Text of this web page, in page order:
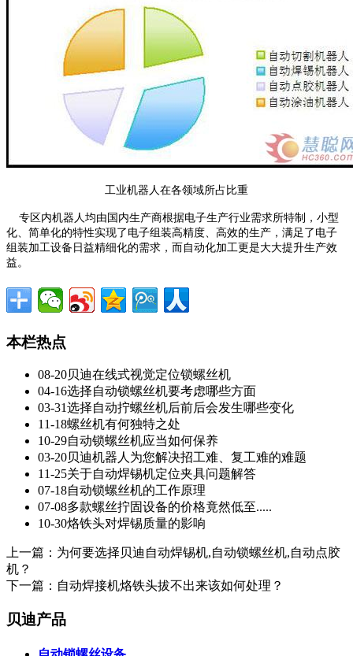
工业机器人在各领域所占比重
专区内机器人均由国内生产商根据电子生产行业需求所特制，小型
化、简单化的特性实现了电子组装高精度、高效的生产，满足了电子
组装加工设备日益精细化的需求，而自动化加工更是大大提升生产效
益。
本栏热点
08-20贝迪在线式视觉定位锁螺丝机
04-16选择自动锁螺丝机要考虑哪些方面
03-31选择自动拧螺丝机后前后会发生哪些变化
11-18螺丝机有何独特之处
10-29自动锁螺丝机应当如何保养
03-20贝迪机器人为您解决招工难、复工难的难题
11-25关于自动焊锡机定位夹具问题解答
07-18自动锁螺丝机的工作原理
07-08多款螺丝拧固设备的价格竟然低至.....
10-30烙铁头对焊锡质量的影响
上一篇： 为何要选择贝迪自动焊锡机,自动锁螺丝机,自动点胶
机？
下一篇： 自动焊接机烙铁头拔不出来该如何处理？
贝迪产品